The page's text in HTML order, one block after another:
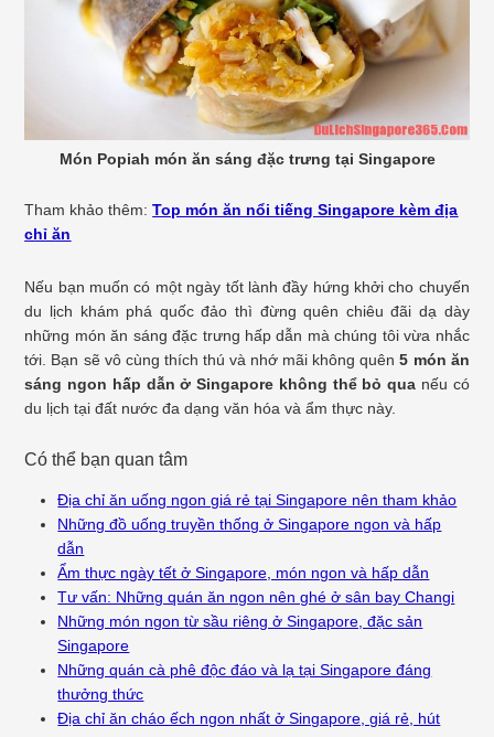
Món Popiah món ăn sáng đặc trưng tại Singapore
Tham khảo thêm:Top món ăn nổi tiếng Singapore kèm địa
chỉ ăn
Nếu bạn muốn có một ngày tốt lành đầy hứng khởi cho chuyến
du lịch khám phá quốc đảo thì đừng quên chiêu đãi dạ dày
những món ăn sáng đặc trưng hấp dẫn mà chúng tôi vừa nhắc
tới. Bạn sẽ vô cùng thích thú và nhớ mãi không quên5 món ăn
sáng ngon hấp dẫn ở Singapore không thể bỏ qua nếu có
du lịch tại đất nước đa dạng văn hóa và ẩm thực này.
Có thể bạn quan tâm
Địa chỉ ăn uống ngon giá rẻ tại Singapore nên tham khảo
Những đồ uống truyền thống ở Singapore ngon và hấp
dẫn
Ẩm thực ngày tết ở Singapore, món ngon và hấp dẫn
Tư vấn: Những quán ăn ngon nên ghé ở sân bay Changi
Những món ngon từ sầu riêng ở Singapore, đặc sản
Singapore
Những quán cà phê độc đáo và lạ tại Singapore đáng
thưởng thức
Địa chỉ ăn cháo ếch ngon nhất ở Singapore, giá rẻ, hút